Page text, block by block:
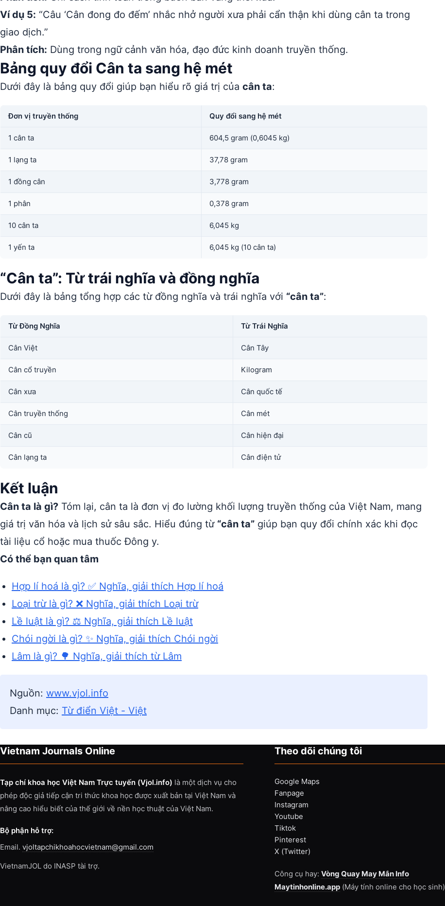
Ví dụ 5: “Câu ‘Cân đong đo đếm’ nhắc nhở người xưa phải cẩn thận khi dùng cân ta trong
giao dịch.”
Phân tích: Dùng trong ngữ cảnh văn hóa, đạo đức kinh doanh truyền thống.
Bảng quy đổi Cân ta sang hệ mét
Dưới đây là bảng quy đổi giúp bạn hiểu rõ giá trị của cân ta:
Đơn vị truyền thống Quy đổi sang hệ mét
1 cân ta 604,5 gram (0,6045 kg)
1 lạng ta 37,78 gram
1 đồng cân 3,778 gram
1 phân 0,378 gram
10 cân ta 6,045 kg
1 yến ta 6,045 kg (10 cân ta)
“Cân ta”: Từ trái nghĩa và đồng nghĩa
Dưới đây là bảng tổng hợp các từ đồng nghĩa và trái nghĩa với “cân ta”:
Từ Đồng Nghĩa Từ Trái Nghĩa
Cân Việt Cân Tây
Cân cổ truyền Kilogram
Cân xưa Cân quốc tế
Cân truyền thống Cân mét
Cân cũ Cân hiện đại
Cân lạng ta Cân điện tử
Kết luận
Cân ta là gì? Tóm lại, cân ta là đơn vị đo lường khối lượng truyền thống của Việt Nam, mang
giá trị văn hóa và lịch sử sâu sắc. Hiểu đúng từ “cân ta” giúp bạn quy đổi chính xác khi đọc
tài liệu cổ hoặc mua thuốc Đông y.
Có thể bạn quan tâm
Hợp lí hoá là gì? ✅ Nghĩa, giải thích Hợp lí hoá
Loại trừ là gì? ❌ Nghĩa, giải thích Loại trừ
Lề luật là gì? ⚖️ Nghĩa, giải thích Lề luật
Chói ngời là gì? ✨ Nghĩa, giải thích Chói ngời
Lâm là gì? 🌳 Nghĩa, giải thích từ Lâm
Nguồn: www.vjol.info
Danh mục: Từ điển Việt - Việt
Vietnam Journals Online
Tạp chí khoa học Việt Nam Trực tuyến (Vjol.info) là một dịch vụ cho
phép độc giả tiếp cận tri thức khoa học được xuất bản tại Việt Nam và
nâng cao hiểu biết của thế giới về nền học thuật của Việt Nam.
Bộ phận hỗ trợ:
Email. vjoltapchikhoahocvietnam@gmail.com
VietnamJOL do INASP tài trợ.
Theo dõi chúng tôi
Google Maps
Fanpage
Instagram
Youtube
Tiktok
Pinterest
X (Twitter)
Công cụ hay: Vòng Quay May Mắn Info
Maytinhonline.app(Máy tính online cho học sinh)